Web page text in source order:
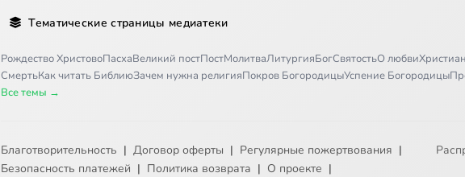
Тематические страницы медиатеки
Рождество ХристовоПасхаВеликий постПостМолитваЛитургияБогСвятостьО любви
СмертьКак читать БиблиюЗачем нужна религияПокров БогородицыУспение Богородицы
Все темы →
Благотворительность | Договор оферты | Регулярные пожертвования |
Безопасность платежей | Политика возврата | О проекте |